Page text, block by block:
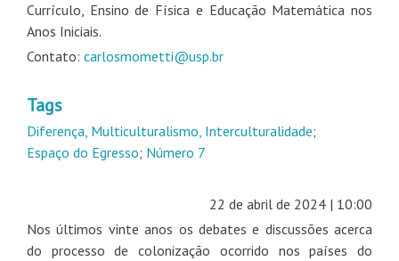
Currículo, Ensino de Física e Educação Matemática nos
Anos Iniciais.
Contato: carlosmometti@usp.br
Tags
Diferença, Multiculturalismo, Interculturalidade;
Espaço do Egresso; Número 7
22 de abril de 2024 | 10:00
Nos últimos vinte anos os debates e discussões acerca
do processo de colonização ocorrido nos países do